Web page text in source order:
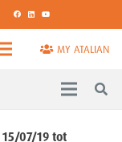
MY ATALIAN
15/07/19 tot